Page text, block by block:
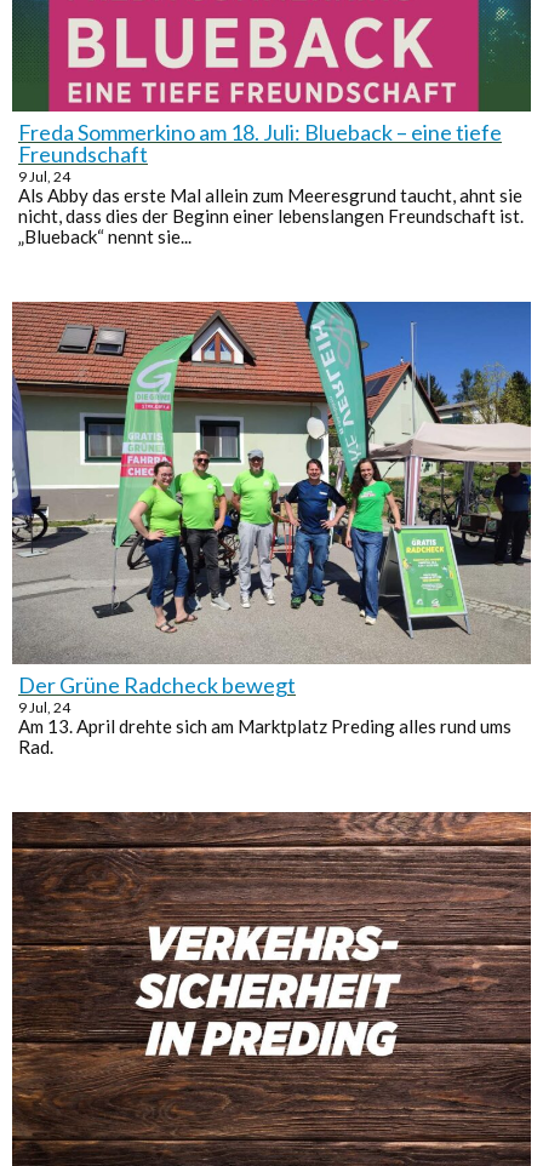
Freda Sommerkino am 18. Juli: Blueback – eine tiefe
Freundschaft
9 Jul, 24
Als Abby das erste Mal allein zum Meeresgrund taucht, ahnt sie
nicht, dass dies der Beginn einer lebenslangen Freundschaft ist.
„Blueback“ nennt sie...
Der Grüne Radcheck bewegt
9Jul, 24
Am 13. April drehte sich am Marktplatz Preding alles rund ums
Rad.